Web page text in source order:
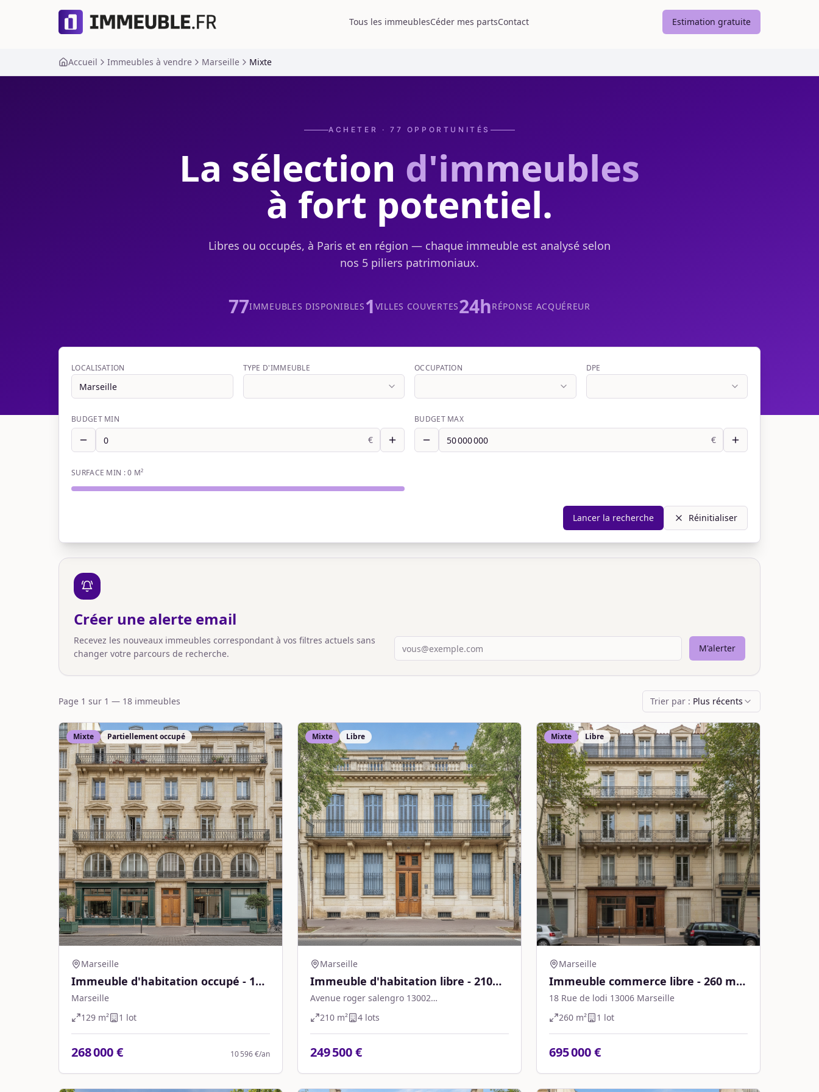
Tous les immeublesCéder mes partsContact Estimation gratuite
Accueil Immeubles à vendre Marseille Mixte
ACHETER · 77 OPPORTUNITÉS
La sélection d'immeubles
à fort potentiel.
Libres ou occupés, à Paris et en région — chaque immeuble est analysé selon
nos 5 piliers patrimoniaux.
77IMMEUBLES DISPONIBLES 1 VILLES COUVERTES24hRÉPONSE ACQUÉREUR
LOCALISATION TYPE D'IMMEUBLE OCCUPATION DPE
BUDGET MIN
€
BUDGET MAX
€
SURFACE MIN :0 M²
Lancer la recherche Réinitialiser
Créer une alerte email
Recevez les nouveaux immeubles correspondant à vos filtres actuels sans
changer votre parcours de recherche.
M'alerter
Page 1 sur 1 — 18 immeubles Trier par : Plus récents
Mixte Partiellement occupé
Marseille
Immeuble d'habitation occupé - 129
m² - Marseille
Marseille
129 m² 1 lot
268 000 € 10 596 €/an
Mixte Libre
Marseille
Immeuble d'habitation libre - 210
m² - Marseille
Avenue roger salengro 13002
Marseille,Marseille 2e Arrondissement
210 m² 4 lots
249 500 €
Mixte Libre
Marseille
Immeuble commerce libre - 260 m² -
Marseille
18 Rue de lodi 13006 Marseille
260 m² 1 lot
695 000 €